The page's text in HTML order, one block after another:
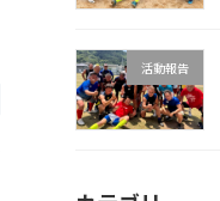
活動報告